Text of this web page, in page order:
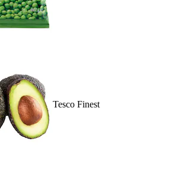
Tesco Finest